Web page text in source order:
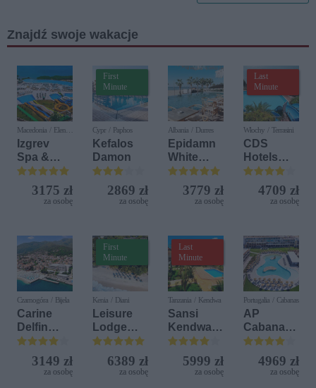
Znajdź swoje wakacje
Macedonia / Elen
Kamen
Izgrev
Spa &
Aquapark
3175 zł
za osobę
First
Minute
Cypr / Paphos
Kefalos
Damon
2869 zł
za osobę
Albania / Durres
Epidamn
White
Sensation
3779 zł
za osobę
Last
Minute
Włochy / Terrasini
CDS
Hotels
Terrasini
(ex. Citta
del Mare)
4709 zł
za osobę
Czarnogóra / Bijela
Carine
Delfin
Bijela (ex.
Iberostar
Bijela
3149 zł
za osobę
First
Minute
Kenia / Diani
Leisure
Lodge
Beach &
Golf
Resort by
Diamonds
6389 zł
za osobę
Last
Minute
Tanzania / Kendwa
Sansi
Kendwa
Beach
Resort
5999 zł
za osobę
Portugalia / Cabanas
AP
Cabanas
Beach &
Nature
4969 zł
za osobę